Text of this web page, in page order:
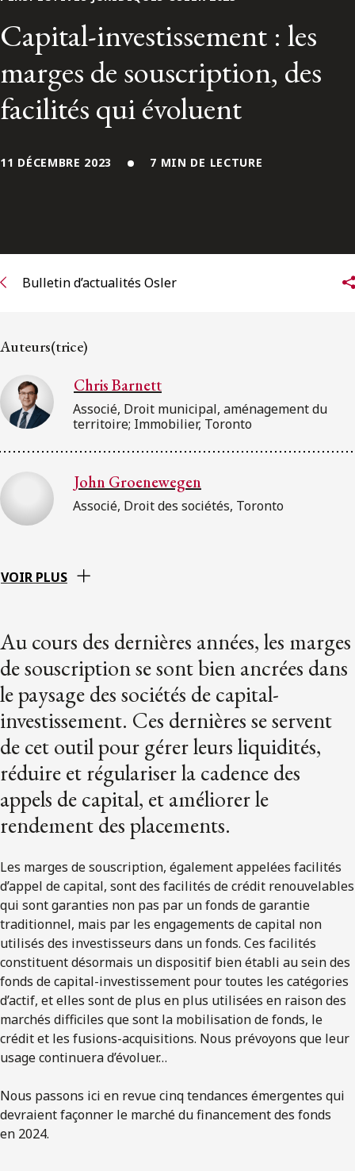
ENGLISH
S’abonner aux articles Osler
S’abonner
Capital-investissement : les
marges de souscription, des
facilités qui évoluent
11 DÉCEMBRE 2023 7 MIN DE LECTURE
Bulletin d’actualités Osler
Auteurs(trice)
Chris Barnett
Associé, Droit municipal, aménagement du
territoire; Immobilier, Toronto
John Groenewegen
Associé, Droit des sociétés, Toronto
VOIR PLUS
Au cours des dernières années, les marges
de souscription se sont bien ancrées dans
le paysage des sociétés de capital-
investissement. Ces dernières se servent
de cet outil pour gérer leurs liquidités,
réduire et régulariser la cadence des
appels de capital, et améliorer le
rendement des placements.
Les marges de souscription, également appelées facilités
d’appel de capital, sont des facilités de crédit renouvelables
qui sont garanties non pas par un fonds de garantie
traditionnel, mais par les engagements de capital non
utilisés des investisseurs dans un fonds. Ces facilités
constituent désormais un dispositif bien établi au sein des
fonds de capital-investissement pour toutes les catégories
d’actif, et elles sont de plus en plus utilisées en raison des
marchés difficiles que sont la mobilisation de fonds, le
crédit et les fusions-acquisitions. Nous prévoyons que leur
usage continuera d’évoluer…
Nous passons ici en revue cinq tendances émergentes qui
devraient façonner le marché du financement des fonds
en 2024.